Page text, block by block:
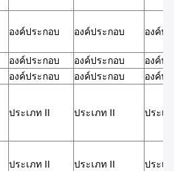
องค์ประกอบ องค์ประกอบ องค์ป
องค์ประกอบ องค์ประกอบ
องค์ป
องค์ประกอบ องค์ประกอบ
องค์ป
ประเภท II ประเภท II ประเภ
ประเภท II ประเภท II ประเภ